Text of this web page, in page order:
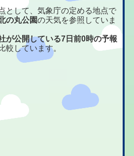
として、気象庁の定める地点で
の丸公園の天気を参照していま
が公開している7日前0時の予報
較しています。